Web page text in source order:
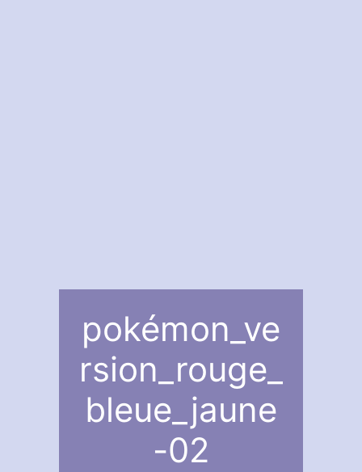
pokémon_ve
rsion_rouge_
bleue_jaune
-02